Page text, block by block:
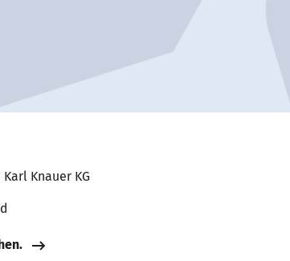
Knauer KG